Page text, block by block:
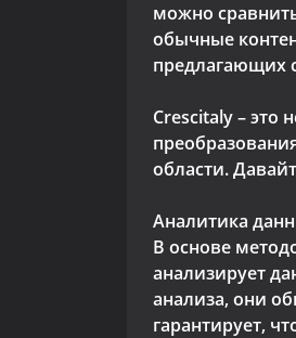
можно
обычные
предлагающих
Crescitaly –
области.
Аналитика
В основе
анализирует
анализа, они
гарантирует,